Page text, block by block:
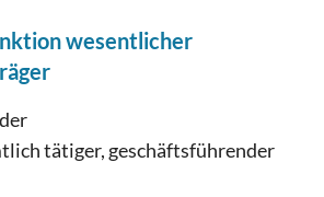
wesentlicher
tätiger, geschäftsführender